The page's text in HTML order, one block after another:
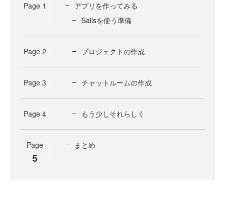
Page 1
アプリを作ってみる
Sailsを使う準備
Page 2 プロジェクトの作成
Page 3 チャットルームの作成
Page 4 もう少しそれらしく
Page
5
まとめ